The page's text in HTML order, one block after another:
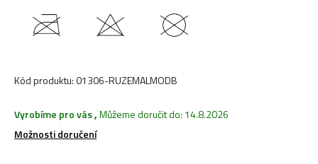
Kód produktu:01306-RUZEMALMODB
Vyrobíme pro vás,Můžeme doručit do: 14.8.2026
Možnosti doručení